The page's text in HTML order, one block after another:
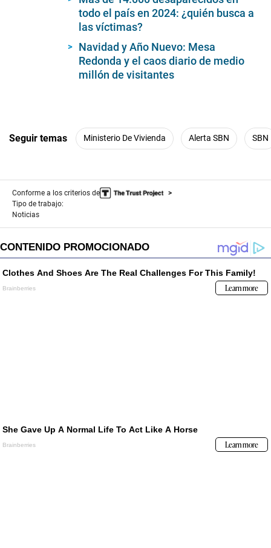
todo el país en 2024: ¿quién busca a
las víctimas?
Navidad y Año Nuevo: Mesa
Redonda y el caos diario de medio
millón de visitantes
Seguir temas Ministerio De Vivienda Alerta SBN SBN
Conforme a los criterios de
Tipo de trabajo:
Noticias